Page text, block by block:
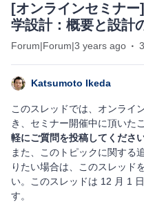
[オンラインセミナ
学設計：概要と設計
Forum|Forum|3 years ago
Katsumoto Ikeda
このスレッドでは、オンライ
き、セミナー開催中に頂いた
軽にご質問を投稿してください
また、このトピックに関する
りたい場合は、このスレッド
い。このスレッドは 12 月 1
す。